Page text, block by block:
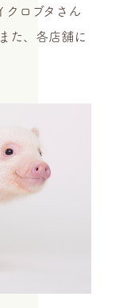
クロブタさん
た、各店舗に